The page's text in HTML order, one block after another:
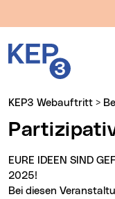
Startseite
Hauptmenü
KEP3 Webauftritt >
EURE IDEEN SIND
2025!
Bei diesen